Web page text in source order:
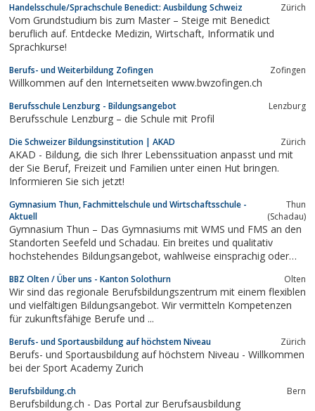
Bern.
Handelsschule/Sprachschule Benedict: Ausbildung Schweiz Zürich
Vom Grundstudium bis zum Master – Steige mit Benedict
beruflich auf. Entdecke Medizin, Wirtschaft, Informatik und
Sprachkurse!
Berufs- und Weiterbildung Zofingen Zofingen
Willkommen auf den Internetseiten www.bwzofingen.ch
Berufsschule Lenzburg - Bildungsangebot Lenzburg
Berufsschule Lenzburg – die Schule mit Profil
Die Schweizer Bildungsinstitution | AKAD Zürich
AKAD - Bildung, die sich Ihrer Lebenssituation anpasst und mit
der Sie Beruf, Freizeit und Familien unter einen Hut bringen.
Informieren Sie sich jetzt!
Gymnasium Thun, Fachmittelschule und Wirtschaftsschule -
Aktuell
Thun
(Schadau)
Gymnasium Thun – Das Gymnasiums mit WMS und FMS an den
Standorten Seefeld und Schadau. Ein breites und qualitativ
hochstehendes Bildungsangebot, wahlweise einsprachig oder
BBZ Olten / Über uns - Kanton Solothurn Olten
Wir sind das regionale Berufsbildungszentrum mit einem flexiblen
und vielfältigen Bildungsangebot. Wir vermitteln Kompetenzen
für zukunftsfähige Berufe und ...
Berufs- und Sportausbildung auf höchstem Niveau Zürich
Berufs- und Sportausbildung auf höchstem Niveau - Willkommen
bei der Sport Academy Zurich
Berufsbildung.ch Bern
Berufsbildung.ch - Das Portal zur Berufsausbildung